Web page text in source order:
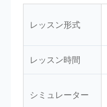
レッスン形式
レッスン時間
シミュレーター